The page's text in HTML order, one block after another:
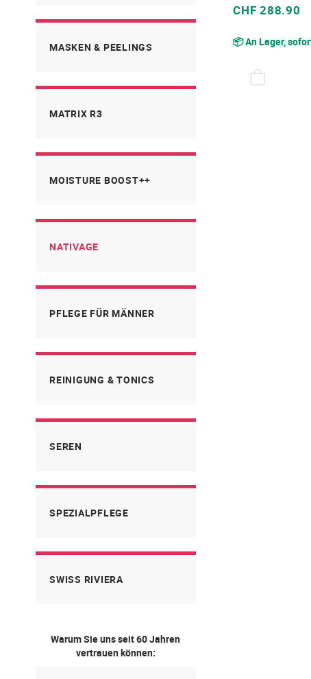
Sonderpreis
CHF 288.90
📦 An Lager,
MASKEN & PEELINGS
MATRIX R3
MOISTURE BOOST++
NATIVAGE
PFLEGE FÜR MÄNNER
REINIGUNG & TONICS
SEREN
SPEZIALPFLEGE
SWISS RIVIERA
Warum Sie uns seit 60 Jahren
vertrauen können: